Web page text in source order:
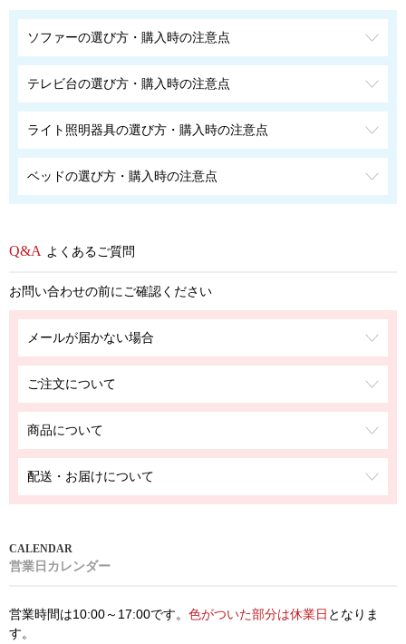
ソファーの選び方・購入時の注意点
テレビ台の選び方・購入時の注意点
ライト照明器具の選び方・購入時の注意点
ベッドの選び方・購入時の注意点
よくあるご質問
お問い合わせの前にご確認ください
メールが届かない場合
ご注文について
商品について
配送・お届けについて
営業日カレンダー
営業時間は10:00～17:00です。 色がついた部分は休業日 となりま
す。